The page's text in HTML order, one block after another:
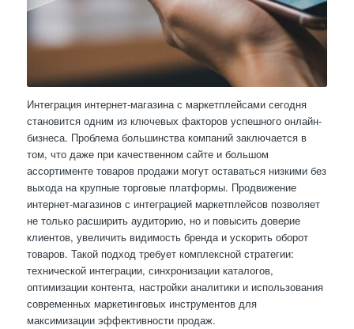
Интеграция интернет-магазина с маркетплейсами сегодня
становится одним из ключевых факторов успешного онлайн-
бизнеса. Проблема большинства компаний заключается в
том, что даже при качественном сайте и большом
ассортименте товаров продажи могут оставаться низкими без
выхода на крупные торговые платформы. Продвижение
интернет-магазинов с интеграцией маркетплейсов позволяет
не только расширить аудиторию, но и повысить доверие
клиентов, увеличить видимость бренда и ускорить оборот
товаров. Такой подход требует комплексной стратегии:
технической интеграции, синхронизации каталогов,
оптимизации контента, настройки аналитики и использования
современных маркетинговых инструментов для
максимизации эффективности продаж.